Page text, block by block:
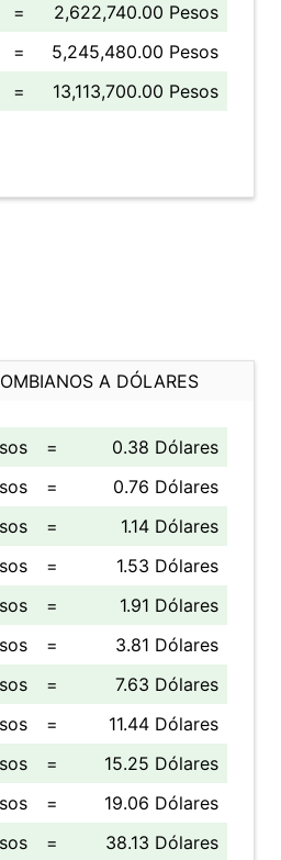
=
2,622,740.00 Pesos
=
5,245,480.00 Pesos
= 13,113,700.00 Pesos
A DÓLARES
=
0.38 Dólares
=
0.76 Dólares
=
1.14 Dólares
=
1.53 Dólares
=
1.91 Dólares
=
3.81 Dólares
=
7.63 Dólares
=
11.44 Dólares
=
15.25 Dólares
=
19.06 Dólares
= 38.13 Dólares